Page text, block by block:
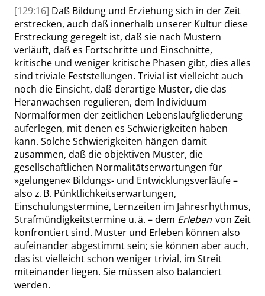
[129:16] Daß Bildung und Erziehung sich in der Zeit
erstrecken, auch daß innerhalb unserer Kultur diese
Erstreckung geregelt ist, daß sie nach Mustern
verläuft, daß es Fortschritte und Einschnitte,
kritische und weniger kritische Phasen gibt, dies alles
sind triviale Feststellungen. Trivial ist vielleicht auch
noch die Einsicht, daß derartige Muster, die das
Heranwachsen regulieren, dem Individuum
Normalformen der zeitlichen Lebenslaufgliederung
auferlegen, mit denen es Schwierigkeiten haben
kann. Solche Schwierigkeiten hängen damit
zusammen, daß die objektiven Muster, die
gesellschaftlichen Normalitätserwartungen für
»gelungene« Bildungs- und Entwicklungsverläufe –
also z. B. Pünktlichkeitserwartungen,
Einschulungstermine, Lernzeiten im Jahresrhythmus,
Strafmündigkeitstermine u. ä. – dem Erleben von Zeit
konfrontiert sind. Muster und Erleben können also
aufeinander abgestimmt sein; sie können aber auch,
das ist vielleicht schon weniger trivial, im Streit
miteinander liegen. Sie müssen also balanciert
werden.